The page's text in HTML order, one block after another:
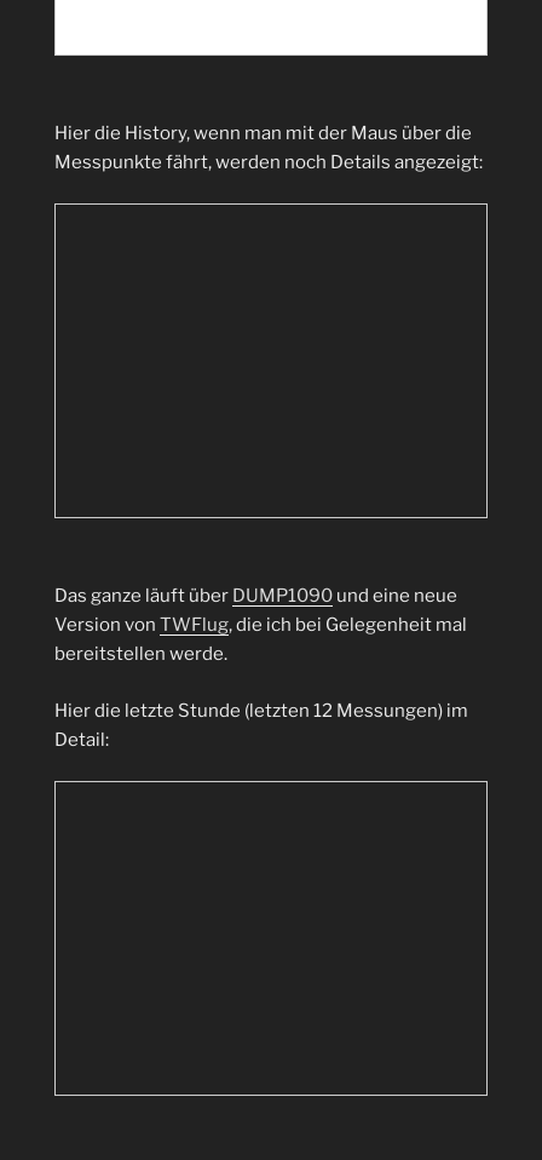
Hier die History, wenn man mit der Maus über die
Messpunkte fährt, werden noch Details angezeigt:
Das ganze läuft über DUMP1090 und eine neue
Version von TWFlug, die ich bei Gelegenheit mal
bereitstellen werde.
Hier die letzte Stunde (letzten 12 Messungen) im
Detail: